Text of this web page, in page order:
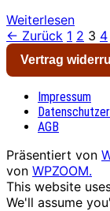
Weiterlesen
der
Beiträge
← Zurück 1 2 3 4
Vertrag
Impressum
AGB
Präsentiert von
von WPZOOM.
This website
We'll assume